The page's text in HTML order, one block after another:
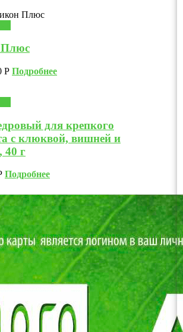
Плюс
Р Подробнее
для крепкого
с клюквой, вишней и
40 г
Подробнее